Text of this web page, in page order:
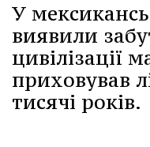
У
виявили
цивілізації
приховував
тисячі років.